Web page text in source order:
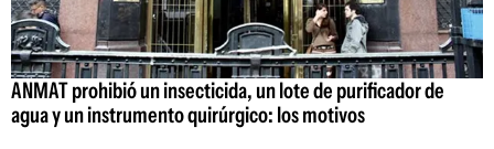
ANMAT prohibió un insecticida, un lote de purificador de
agua y un instrumento quirúrgico: los motivos